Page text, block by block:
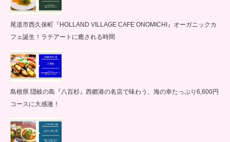
尾道市西久保町『HOLLAND VILLAGE CAFE ONOMICHI』オーガニックカ
フェ誕生！ラテアートに癒される時間
島根県 隠岐の島『八百杉』西郷港の名店で味わう、海の幸たっぷり6,600円
コースに大感激！